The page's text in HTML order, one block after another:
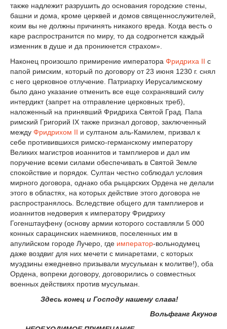
также надлежит разрушить до основания городские стены,
башни и дома, кроме церквей и домов священнослужителей,
коим вы не должны причинять никакого вреда. Когда весть о
каре распространится по миру, то да содрогнется каждый
изменник в душе и да проникнется страхом».
Наконец произошло примирение императора Фридриха II с
папой римским, который по договору от 23 июня 1230 г. снял
с него церковное отлучение. Патриарху Иерусалимскому
было дано указание отменить все еще сохранявший силу
интердикт (запрет на отправление церковных треб),
наложенный на принявший Фридриха Святой Град. Папа
римский Григорий IX также признал договор, заключенный
между Фридрихом II и султаном аль-Камилем, призвал к
себе противившихся римско-германскому императору
Великих магистров иоаннитов и тамплиеров и дал им
поручение всеми силами обеспечивать в Святой Земле
спокойствие и порядок. Султан честно соблюдал условия
мирного договора, однако оба рыцарских Ордена не делали
этого в областях, на которых действие этого договора не
распространялось. Вследствие общего для тамплиеров и
иоаннитов недоверия к императору Фридриху
Гогенштауфену (основу армии которого составляли 5 000
конных сарацинских наемников, поселенных им в
апулийском городе Лучеро, где император-вольнодумец
даже воздвиг для них мечети с минаретами, с которых
муэдзины ежедневно призывали мусульман к молитве!), оба
Ордена, вопреки договору, договорились о совместных
военных действиях против мусульман.
Здесь конец и Господу нашему слава!
Вольфганг Акунов